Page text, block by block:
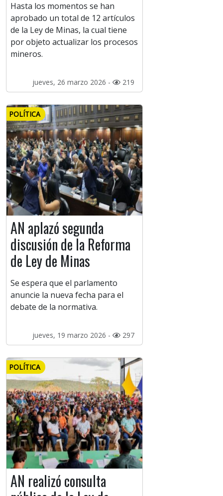
Hasta los momentos se han
aprobado un total de 12 artículos
de la Ley de Minas, la cual tiene
por objeto actualizar los procesos
mineros.
jueves, 26 marzo 2026 - 219
POLÍTICA
AN aplazó segunda
discusión de la Reforma
de Ley de Minas
Se espera que el parlamento
anuncie la nueva fecha para el
debate de la normativa.
jueves, 19 marzo 2026 - 297
POLÍTICA
AN realizó consulta